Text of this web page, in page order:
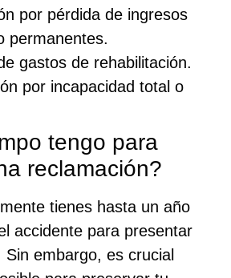
por pérdida de ingresos
permanentes.
gastos de rehabilitación.
por incapacidad total o
tengo para
reclamación?
tienes hasta un año
accidente para presentar
embargo, es crucial